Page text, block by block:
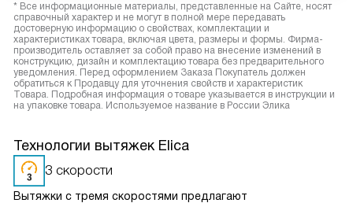
* Все информационные материалы, представленные на Сайте, носят
справочный характер и не могут в полной мере передавать
достоверную информацию о свойствах, комплектации и
характеристиках товара, включая цвета, размеры и формы. Фирма-
производитель оставляет за собой право на внесение изменений в
конструкцию, дизайн и комплектацию товара без предварительного
уведомления. Перед оформлением Заказа Покупатель должен
обратиться к Продавцу для уточнения свойств и характеристик
Товара. Подробная информация о товаре указывается в инструкции и
на упаковке товара. Используемое название в России Элика
Технологии вытяжек Elica
3 скорости
Вытяжки с тремя скоростями предлагают